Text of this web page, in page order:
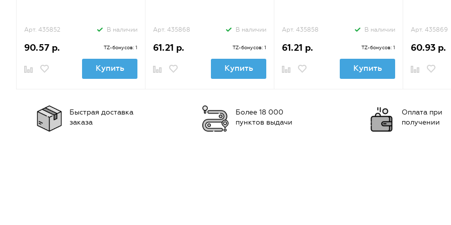
Арт. 435852 В наличии
90.57 р. TZ-бонусов: 1
Купить
Арт. 435868 В наличии
61.21 р. TZ-бонусов: 1
Купить
Арт. 435858 В наличии
61.21 р. TZ-бонусов: 1
Купить
Арт. 435869
60.93 р.
Быстрая доставка
заказа
Более 18 000
пунктов выдачи
Оплата при
получении